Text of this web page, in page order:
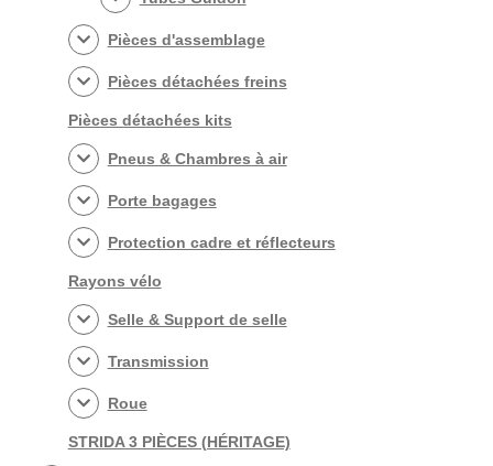
Pièces d'assemblage
Pièces détachées freins
Pièces détachées kits
Pneus & Chambres à air
Porte bagages
Protection cadre et réflecteurs
Rayons vélo
Selle & Support de selle
Transmission
Roue
STRIDA 3 PIÈCES (HÉRITAGE)